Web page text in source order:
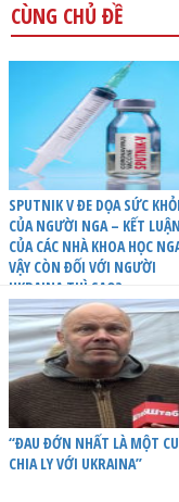
CÙNG CHỦ ĐỀ
SPUTNIK V ĐE DỌA SỨC
CỦA NGƯỜI NGA – KẾT LUẬN
CỦA CÁC NHÀ KHOA HỌC
VẬY CÒN ĐỐI VỚI NGƯỜI
UKRAINA THÌ SAO?
“ĐAU ĐỚN NHẤT LÀ MỘT
CHIA LY VỚI UKRAINA”